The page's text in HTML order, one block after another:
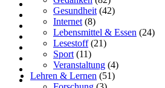
Gesundheit (42)
Internet (8)
Lebensmittel & Essen (24)
Lesestoff(21)
Sport (11)
Veranstaltung (4)
Lehren & Lernen (51)